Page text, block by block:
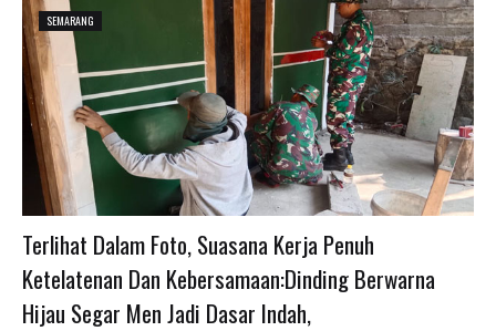
SEMARANG
Terlihat Dalam Foto, Suasana Kerja Penuh
Ketelatenan Dan Kebersamaan:Dinding Berwarna
Hijau Segar Men Jadi Dasar Indah,